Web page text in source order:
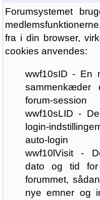
Forumsystemet
fra i din browser,
cookies anvendes:
wwf10sID - En
sammenkæder
forum-session
wwf10sLID -
login-
auto-login
wwf10lVisit -
dato og tid
forummet,
nye emner og